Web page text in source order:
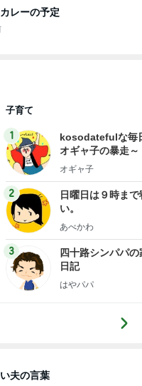
レーの予定
子育て
1
kosodatefulな毎
オギャ子の暴走～
オギャ子
2
日曜日は９時まで
い。
あべかわ
3
四十路シンパパの
日記
はやパパ
夫の言葉